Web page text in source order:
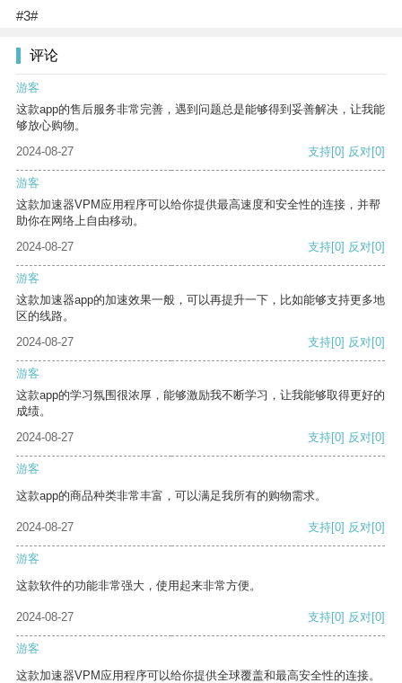
#3#
评论
游客
这款app的售后服务非常完善，遇到问题总是能够得到妥善解决，让我能
够放心购物。
2024-08-27
支持[0] 反对[0]
游客
这款加速器VPM应用程序可以给你提供最高速度和安全性的连接，并帮
助你在网络上自由移动。
2024-08-27
支持[0] 反对[0]
游客
这款加速器app的加速效果一般，可以再提升一下，比如能够支持更多地
区的线路。
2024-08-27
支持[0] 反对[0]
游客
这款app的学习氛围很浓厚，能够激励我不断学习，让我能够取得更好的
成绩。
2024-08-27
支持[0] 反对[0]
游客
这款app的商品种类非常丰富，可以满足我所有的购物需求。
2024-08-27 支持[0] 反对[0]
游客
这款软件的功能非常强大，使用起来非常方便。
2024-08-27 支持[0] 反对[0]
游客
这款加速器VPM应用程序可以给你提供全球覆盖和最高安全性的连接。